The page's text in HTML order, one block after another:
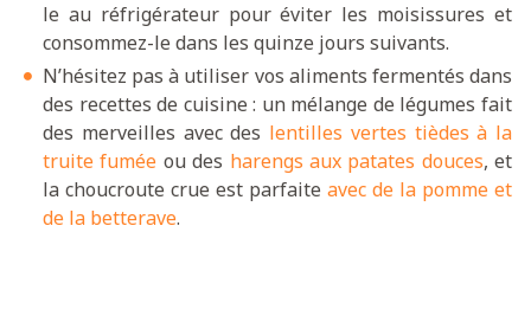
le au réfrigérateur pour éviter les moisissures et
consommez-le dans les quinze jours suivants.
N’hésitez pas à utiliser vos aliments fermentés dans
des recettes de cuisine : un mélange de légumes fait
des merveilles avec des lentilles vertes tièdes à la
truite fumée ou des harengs aux patates douces, et
la choucroute crue est parfaite avec de la pomme et
de la betterave.